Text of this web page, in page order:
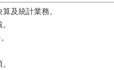
及統計業務。